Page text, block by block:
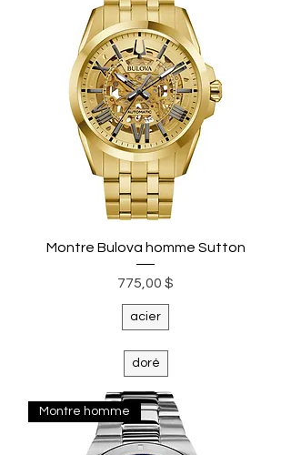
Montre Bulova homme Sutton
Prix
775,00 $
acier
doré
Montre homme